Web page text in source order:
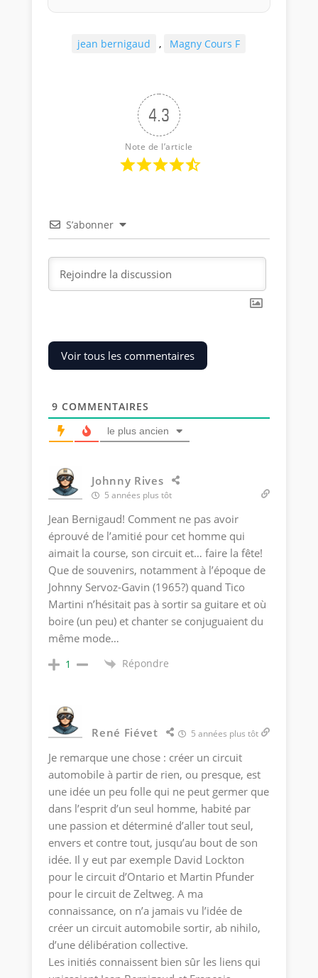
jean bernigaud , Magny Cours F
4.3
Note de l’article
S’abonner
Voir tous les commentaires
9 COMMENTAIRES
le plus ancien
Johnny Rives
5 années plus tôt
Jean Bernigaud! Comment ne pas avoir
éprouvé de l’amitié pour cet homme qui
aimait la course, son circuit et… faire la fête!
Que de souvenirs, notamment à l’époque de
Johnny Servoz-Gavin (1965?) quand Tico
Martini n’hésitait pas à sortir sa guitare et où
boire (un peu) et chanter se conjuguaient du
même mode…
1 Répondre
René Fiévet 5 années plus tôt
Je remarque une chose : créer un circuit
automobile à partir de rien, ou presque, est
une idée un peu folle qui ne peut germer que
dans l’esprit d’un seul homme, habité par
une passion et déterminé d’aller tout seul,
envers et contre tout, jusqu’au bout de son
idée. Il y eut par exemple David Lockton
pour le circuit d’Ontario et Martin Pfunder
pour le circuit de Zeltweg. A ma
connaissance, on n’a jamais vu l’idée de
créer un circuit automobile sortir, ab nihilo,
d’une délibération collective.
Les initiés connaissent bien sûr les liens qui